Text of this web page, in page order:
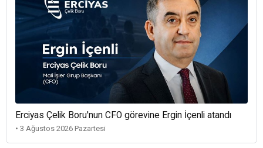
Erciyas Çelik Boru'nun CFO görevine Ergin İçenli atandı
• 3 Ağustos 2026 Pazartesi